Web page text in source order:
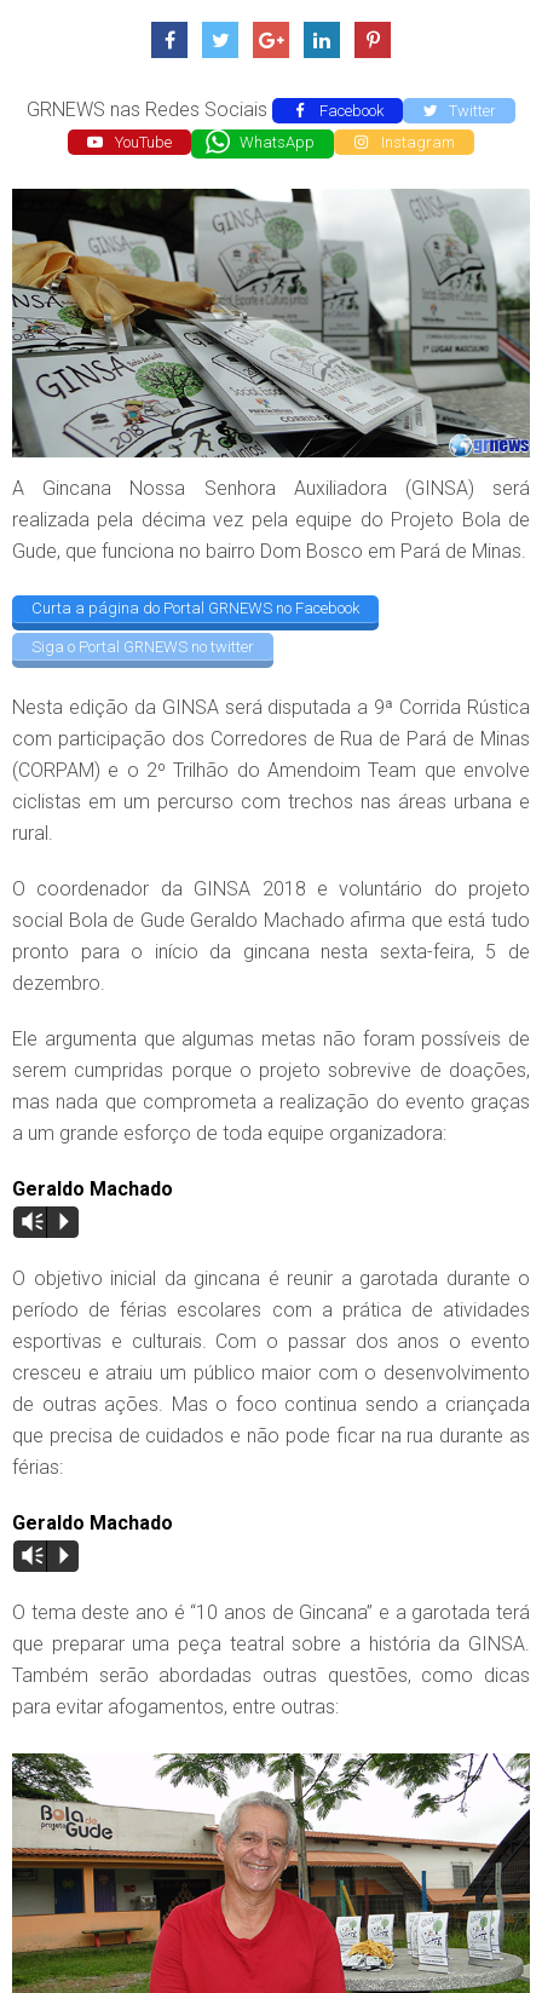
GRNEWS nas Redes Sociais Facebook
Twitter
YouTube
WhatsApp Instagram
A Gincana Nossa Senhora Auxiliadora (GINSA) será
realizada pela décima vez pela equipe do Projeto Bola de
Gude, que funciona no bairro Dom Bosco em Pará de Minas.
Curta a página do Portal GRNEWS no Facebook
Siga o Portal GRNEWS no twitter
Nesta edição da GINSA será disputada a 9ª Corrida Rústica
com participação dos Corredores de Rua de Pará de Minas
(CORPAM) e o 2º Trilhão do Amendoim Team que envolve
ciclistas em um percurso com trechos nas áreas urbana e
rural.
O coordenador da GINSA 2018 e voluntário do projeto
social Bola de Gude Geraldo Machado afirma que está tudo
pronto para o início da gincana nesta sexta-feira, 5 de
dezembro.
Ele argumenta que algumas metas não foram possíveis de
serem cumpridas porque o projeto sobrevive de doações,
mas nada que comprometa a realização do evento graças
a um grande esforço de toda equipe organizadora:
Geraldo Machado
Vm P
O objetivo inicial da gincana é reunir a garotada durante o
período de férias escolares com a prática de atividades
esportivas e culturais. Com o passar dos anos o evento
cresceu e atraiu um público maior com o desenvolvimento
de outras ações. Mas o foco continua sendo a criançada
que precisa de cuidados e não pode ficar na rua durante as
férias:
Geraldo Machado
Vm P
O tema deste ano é “10 anos de Gincana” e a garotada terá
que preparar uma peça teatral sobre a história da GINSA.
Também serão abordadas outras questões, como dicas
para evitar afogamentos, entre outras: